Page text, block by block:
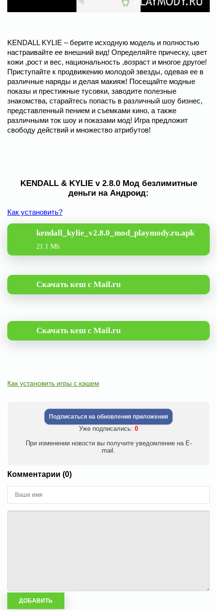
KENDALL KYLIE – берите исходную модель и полностью
настраивайте ее внешний вид! Определяйте прическу, цвет
кожи ,рост и вес, национальность ,возраст и многое другое!
Приступайте к продвижению молодой звезды, одевая ее в
различные наряды и делая макияж! Посещайте модные
показы и престижные тусовки, заводите полезные
знакомства, старайтесь попасть в различный шоу бизнес,
представленный пением и съемками кино, а также
различными ток шоу и показами мод! Игра предложит
свободу действий и множество атрибутов!
KENDALL & KYLIE v 2.8.0 Мод безлимитные
деньги на Андроид:
Как установить?
kendall_kylie_v2.8.0_mod_playmody.ru.apk
21.1 Mb
Скачать кеш с Mail.ru
Скачать кеш с Mail.ru
Как установить игры с кэшем
Подписаться на обновления приложения
Уже подписались: 0
При изменении новости вы получите уведомление на E-
mail.
Комментарии (0)